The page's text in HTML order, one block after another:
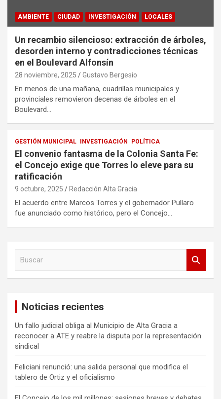
AMBIENTE CIUDAD INVESTIGACIÓN LOCALES
Un recambio silencioso: extracción de árboles,
desorden interno y contradicciones técnicas
en el Boulevard Alfonsín
28 noviembre, 2025 Gustavo Bergesio
En menos de una mañana, cuadrillas municipales y
provinciales removieron decenas de árboles en el
Boulevard…
GESTIÓN MUNICIPAL INVESTIGACIÓN POLÍTICA
El convenio fantasma de la Colonia Santa Fe:
el Concejo exige que Torres lo eleve para su
ratificación
9 octubre, 2025 Redacción Alta Gracia
El acuerdo entre Marcos Torres y el gobernador Pullaro
fue anunciado como histórico, pero el Concejo…
Noticias recientes
Un fallo judicial obliga al Municipio de Alta Gracia a
reconocer a ATE y reabre la disputa por la representación
sindical
Feliciani renunció: una salida personal que modifica el
tablero de Ortiz y el oficialismo